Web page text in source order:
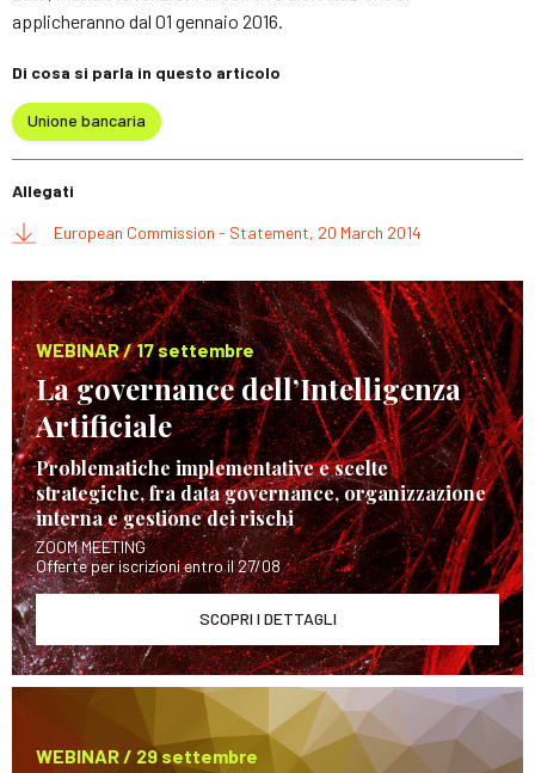
applicheranno dal 01 gennaio 2016.
Di cosa si parla in questo articolo
Unione bancaria
Allegati
European Commission - Statement, 20 March 2014
WEBINAR / 17 settembre
La governance dell’Intelligenza
Artificiale
Problematiche implementative e scelte
strategiche, fra data governance, organizzazione
interna e gestione dei rischi
ZOOM MEETING
Offerte per iscrizioni entro il 27/08
SCOPRI I DETTAGLI
WEBINAR / 29 settembre